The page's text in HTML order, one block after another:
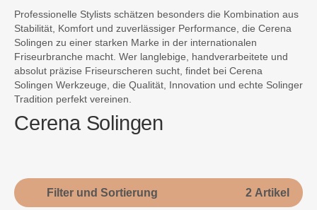
Professionelle Stylists schätzen besonders die Kombination aus
Stabilität, Komfort und zuverlässiger Performance, die Cerena
Solingen zu einer starken Marke in der internationalen
Friseurbranche macht. Wer langlebige, handverarbeitete und
absolut präzise Friseurscheren sucht, findet bei Cerena
Solingen Werkzeuge, die Qualität, Innovation und echte Solinger
Tradition perfekt vereinen.
Cerena Solingen
Filter und Sortierung 2 Artikel